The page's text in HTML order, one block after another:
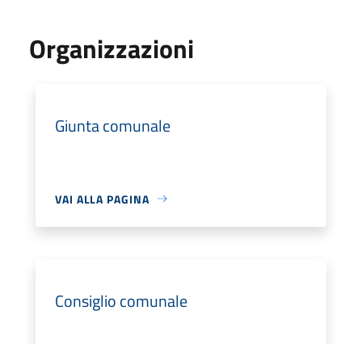
Organizzazioni
Giunta comunale
VAI ALLA PAGINA
Consiglio comunale